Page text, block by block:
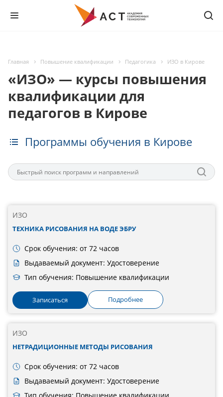
Главная Повышение квалификации Педагогика ИЗО в Кирове
«ИЗО» — курсы повышения
квалификации для
педагогов в Кирове
Программы обучения в Кирове
ИЗО
ТЕХНИКА РИСОВАНИЯ НА ВОДЕ ЭБРУ
Срок обучения: от 72 часов
Выдаваемый документ: Удостоверение
Тип обучения: Повышение квалификации
Записаться Подробнее
ИЗО
НЕТРАДИЦИОННЫЕ МЕТОДЫ РИСОВАНИЯ
Срок обучения: от 72 часов
Выдаваемый документ: Удостоверение